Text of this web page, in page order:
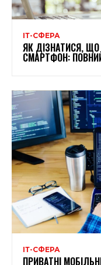
ІТ-СФЕРА
ЯК ДІЗНАТИСЯ,
СМАРТФОН:
ІТ-СФЕРА
ПРИВАТНІ